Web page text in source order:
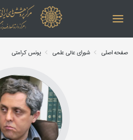
صفحه اصلی شورای عالی علمی یونس کرامتی